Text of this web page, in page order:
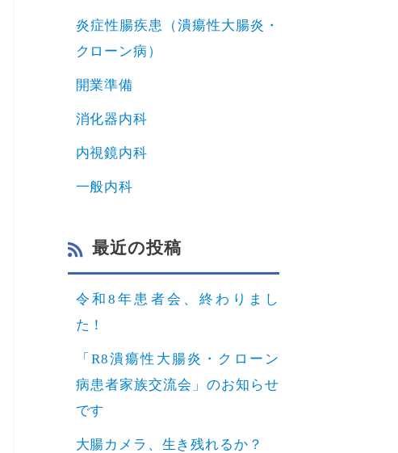
炎症性腸疾患（潰瘍性大腸炎・
クローン病）
開業準備
消化器内科
内視鏡内科
一般内科
最近の投稿
令和8年患者会、終わりまし
た！
「R8潰瘍性大腸炎・クローン
病患者家族交流会」のお知らせ
です
大腸カメラ、生き残れるか？